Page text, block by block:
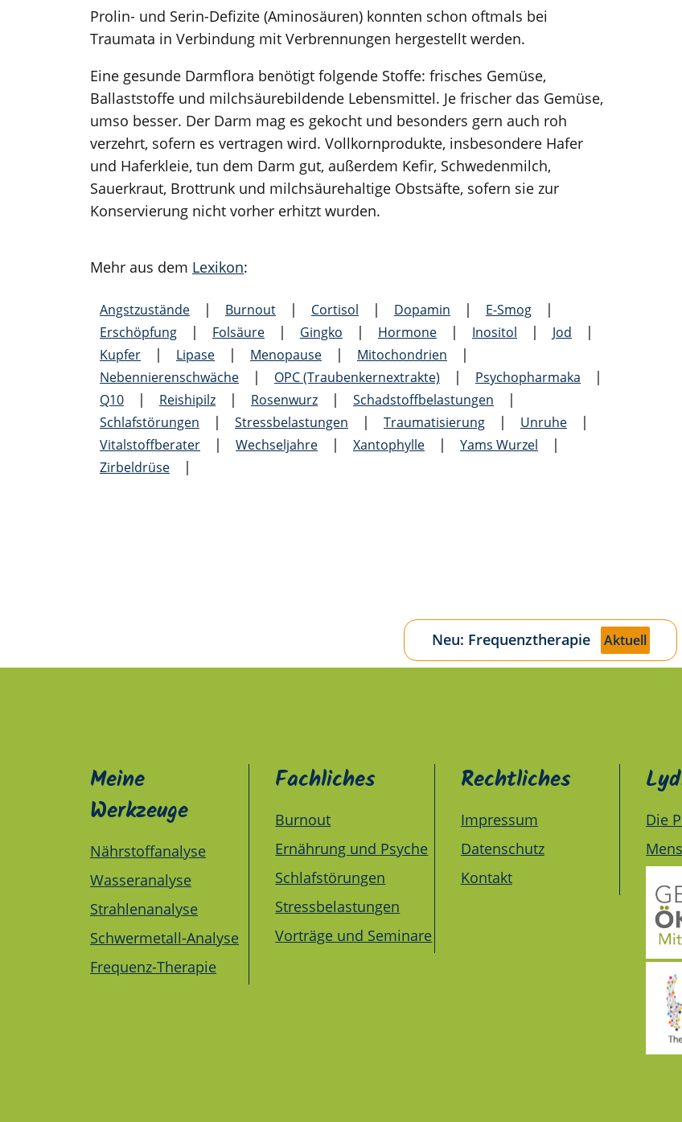
Prolin- und Serin-Defizite (Aminosäuren) konnten schon oftmals bei
Traumata in Verbindung mit Verbrennungen hergestellt werden.
Eine gesunde Darmflora benötigt folgende Stoffe: frisches Gemüse,
Ballaststoffe und milchsäurebildende Lebensmittel. Je frischer das Gemüse,
umso besser. Der Darm mag es gekocht und besonders gern auch roh
verzehrt, sofern es vertragen wird. Vollkornprodukte, insbesondere Hafer
und Haferkleie, tun dem Darm gut, außerdem Kefir, Schwedenmilch,
Sauerkraut, Brottrunk und milchsäurehaltige Obstsäfte, sofern sie zur
Konservierung nicht vorher erhitzt wurden.
Mehr aus dem Lexikon:
Angstzustände | Burnout | Cortisol | Dopamin | E-Smog |
Erschöpfung | Folsäure | Gingko | Hormone | Inositol | Jod |
Kupfer | Lipase | Menopause | Mitochondrien |
Nebennieren­schwäche | OPC (Traubenkern­extrakte) | Psychopharmaka |
Q10 | Reishipilz | Rosenwurz | Schadstoff­belastungen |
Schlafstörungen | Stress­belastungen | Traumatisierung | Unruhe |
Vitalstoffberater | Wechseljahre | Xantophylle | Yams Wurzel |
Zirbeldrüse |
Neu: Frequenztherapie Aktuell
Meine
Werkzeuge
Nährstoffanalyse
Wasseranalyse
Strahlenanalyse
Schwermetall-Analyse
Frequenz-Therapie
Fachliches
Burnout
Ernährung und Psyche
Schlafstörungen
Stressbelastungen
Vorträge und Seminare
Rechtliches
Impressum
Datenschutz
Kontakt
Die